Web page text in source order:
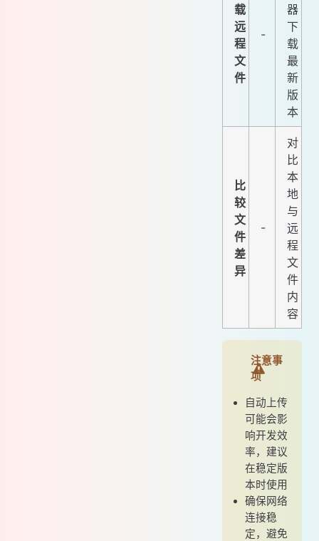
载
远
程
文
件
-
器
下
载
最
新
版
本
比
较
文
件
差
异
-
对
比
本
地
与
远
程
文
件
内
容
注意事
项
自动上传
可能会影
响开发效
率，建议
在稳定版
本时使用
确保网络
连接稳
定，避免